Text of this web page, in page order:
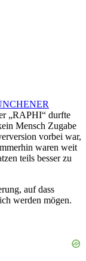
„RAPHI“ durfte
Mensch Zugabe
vorbei war,
waren weit
teils besser zu
auf dass
werden mögen.